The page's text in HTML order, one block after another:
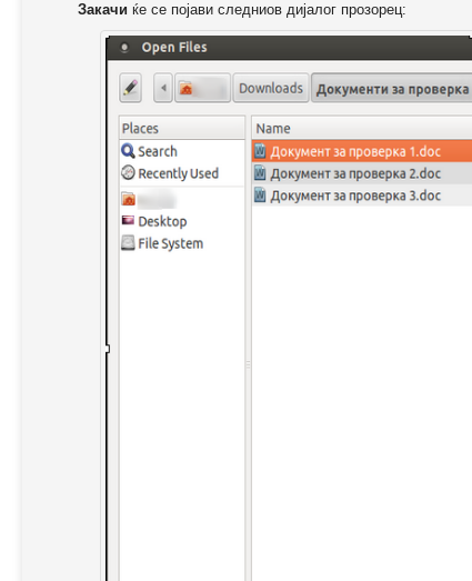
Закачи ќе се појави следниов дијалог прозорец: